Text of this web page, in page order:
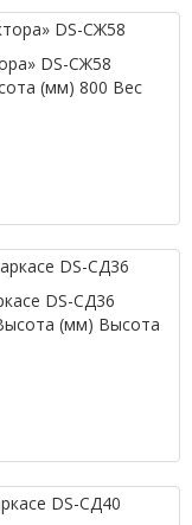
DS-СЖ58
(мм) 800 Вес
DS-СД36
(мм) Высота